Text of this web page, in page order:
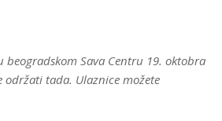
Sava Centru 19. oktobra
održati tada. Ulaznice možete